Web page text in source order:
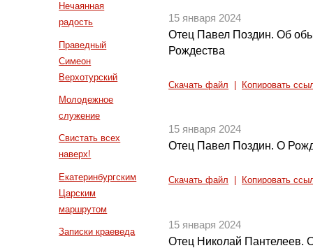
Нечаянная
радость
Праведный
Симеон
Верхотурский
Молодежное
служение
Свистать всех
наверх!
Екатеринбургским
Царским
маршрутом
Записки краеведа
15 января 2024
Отец Павел Поздин. Об
Рождества
Скачать файл Копировать
15 января 2024
Отец Павел Поздин. О
Скачать файл Копировать
15 января 2024
Отец Николай Пантелеев.